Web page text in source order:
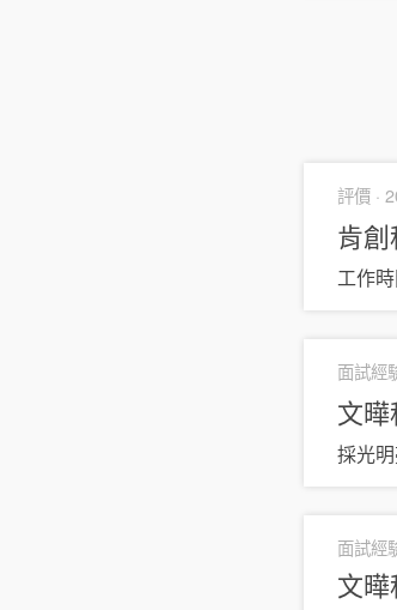
評價 ·
肯
工作
面試經
文
採光
面試經
文